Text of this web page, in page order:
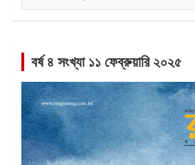
বর্ষ ৪ সংখ্যা ১১ ফেব্রুয়ারি ২০২৫